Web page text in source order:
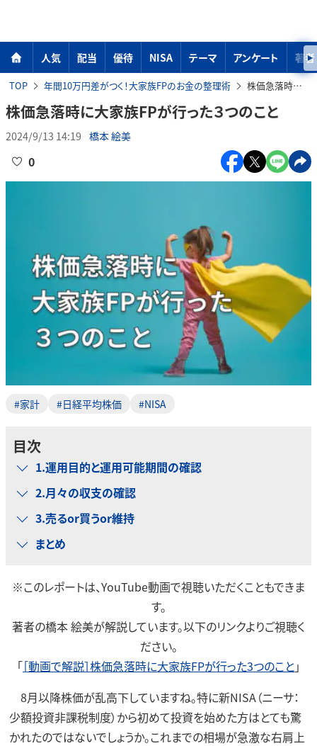
人気 配当 優待 NISA テーマ アンケート 著者
TOP 年間10万円差がつく！大家族FPのお金の整理術 株価急落時に大家族FPが行った３つのこと
株価急落時に大家族FPが行った３つのこと
2024/9/13 14:19 橋本 絵美
0
#家計 #日経平均株価 #NISA
目次
1.運用目的と運用可能期間の確認
2.月々の収支の確認
3.売るor買うor維持
まとめ
※このレポートは、YouTube動画で視聴いただくこともできま
す。
著者の橋本 絵美が解説しています。以下のリンクよりご視聴く
ださい。
「［動画で解説］株価急落時に大家族FPが行った3つのこと」
8月以降株価が乱高下していますね。特に新NISA（ニーサ：
少額投資非課税制度）から初めて投資を始めた方はとても驚
かれたのではないでしょうか。これまでの相場が急激な右肩上